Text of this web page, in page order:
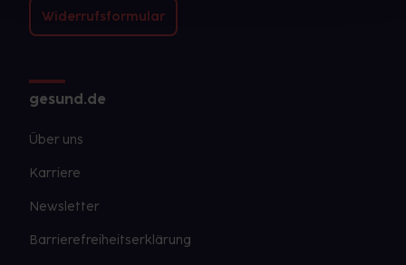
Widerrufsformular
gesund.de
Über uns
Karriere
Newsletter
Barrierefreiheitserklärung